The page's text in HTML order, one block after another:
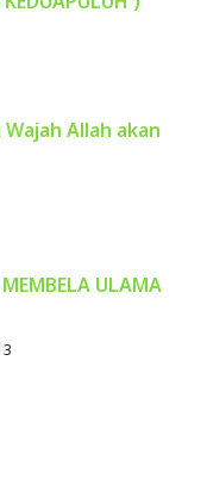
Allah akan
ULAMA